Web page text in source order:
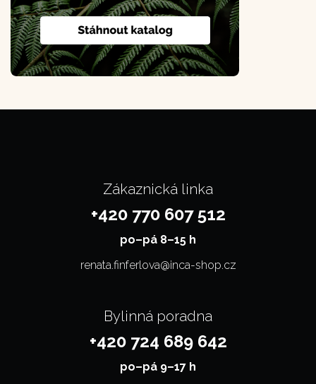
Zákaznická linka
+420 770 607 512
po–⁠⁠⁠⁠⁠⁠pá 8–15 h
renata.finferlova@inca-shop.cz
Bylinná poradna
+420 724 689 642
po–⁠⁠⁠⁠⁠⁠pá 9–17 h